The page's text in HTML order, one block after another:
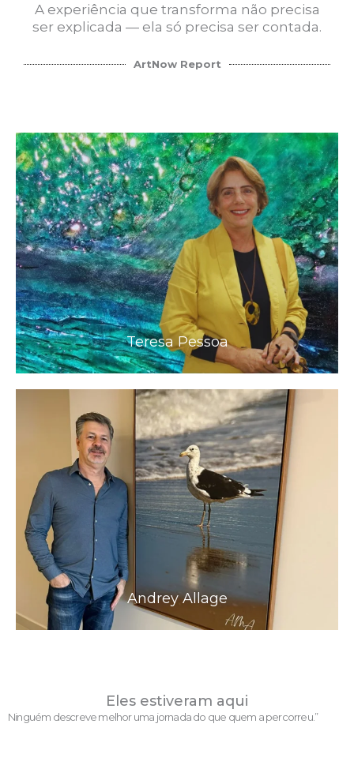
A experiência que transforma não precisa
ser explicada — ela só precisa ser contada.
ArtNow Report
Teresa Pessoa
Andrey Allage
Eles estiveram aqui
Ninguém descreve melhor uma jornada do que quem a percorreu.”